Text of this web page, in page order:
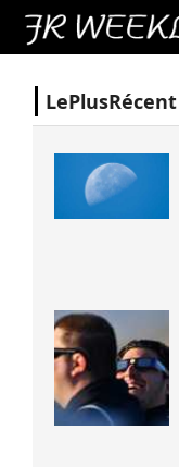
LePlusRécent